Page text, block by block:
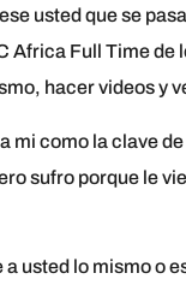
usted que se
Africa Full Time de
hacer videos y
mi como la clave
sufro porque le
usted lo mismo o